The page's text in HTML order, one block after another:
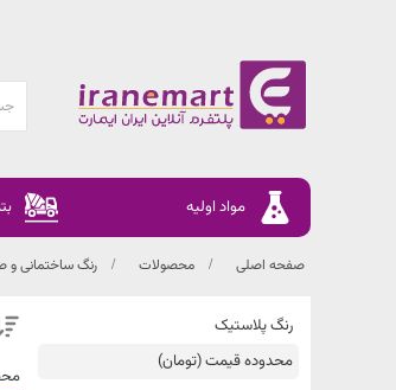
مواد اولیه
صفحه اصلی محصولات رنگ ساختمانی و
رنگ پلاستیک
محدوده قیمت (تومان)